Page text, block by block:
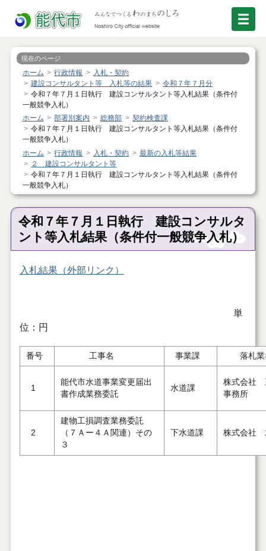
現在のページ
ホーム 行政情報
入札・契約
建設コンサルタント等 入札等の結果
令和７年７月分
令和７年７月１日執行 建設コンサルタント等入札結果（条件付
一般競争入札）
ホーム
部署別案内 総務部
契約検査課
令和７年７月１日執行 建設コンサルタント等入札結果（条件付
一般競争入札）
ホーム
行政情報 入札・契約
最新の入札等結果
２ 建設コンサルタント等
令和７年７月１日執行 建設コンサルタント等入札結果（条件付
一般競争入札）
令和７年７月１日執行 建設コンサルタ
ント等入札結果（条件付一般競争入札）
入札結果（外部リンク）
単
位：円
番号 工事名 事業課 落札業
1
能代市水道事業変更届出
書作成業務委託
水道課
株式会社
事務所
2
建物工損調査業務委託
（７Ａー４Ａ関連）その
３
下水道課 株式会社